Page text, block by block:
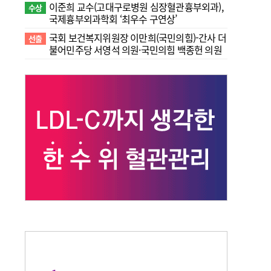
수상
이준희 교수(고대구로병원 심장혈관흉부외과),
국제흉부외과학회 ‘최우수 구연상’
선출 국회 보건복지위원장 이만희(국민의힘)-간사 더
불어민주당 서영석 의원·국민의힘 백종헌 의원